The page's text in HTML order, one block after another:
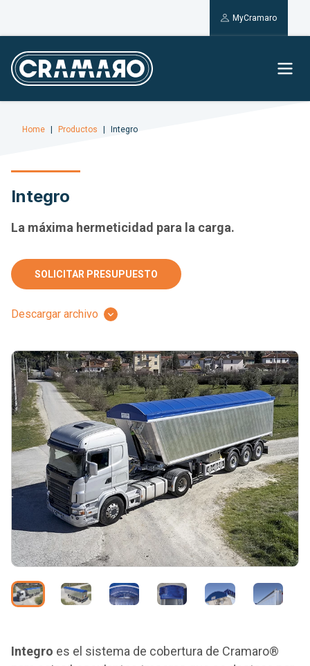
MyCramaro
Home Productos Integro
Integro
La máxima hermeticidad para la carga.
SOLICITAR PRESUPUESTO
Descargar archivo
Integro es el sistema de cobertura de Cramaro®